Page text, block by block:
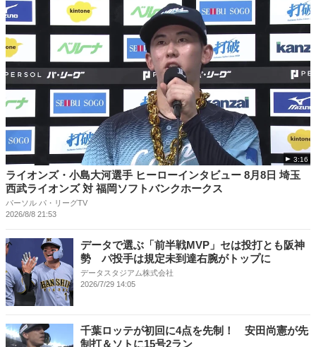
3:16
ライオンズ・小島大河選手 ヒーローインタビュー 8月8日 埼玉
西武ライオンズ 対 福岡ソフトバンクホークス
パーソル パ・リーグTV
2026/8/8 21:53
データで選ぶ「前半戦MVP」セは投打とも阪神
勢 パ投手は規定未到達右腕がトップに
データスタジアム株式会社
2026/7/29 14:05
千葉ロッテが初回に4点を先制！ 安田尚憲が先
制打＆ソトに15号2ラン